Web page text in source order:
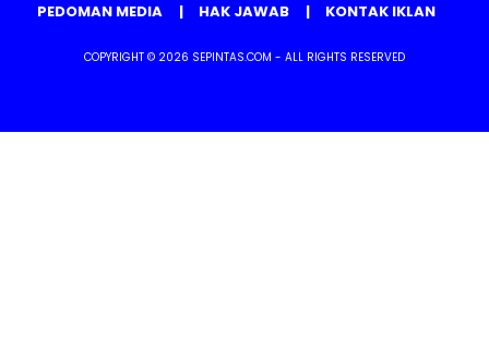
PEDOMAN MEDIA
HAK JAWAB KONTAK IKLAN
COPYRIGHT © 2026 SEPINTAS.COM - ALL RIGHTS RESERVED